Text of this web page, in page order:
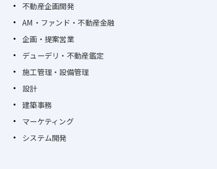
不動産企画開発
AM・ファンド・不動産金融
企画・提案営業
デューデリ・不動産鑑定
施工管理・設備管理
設計
建築事務
マーケティング
システム開発